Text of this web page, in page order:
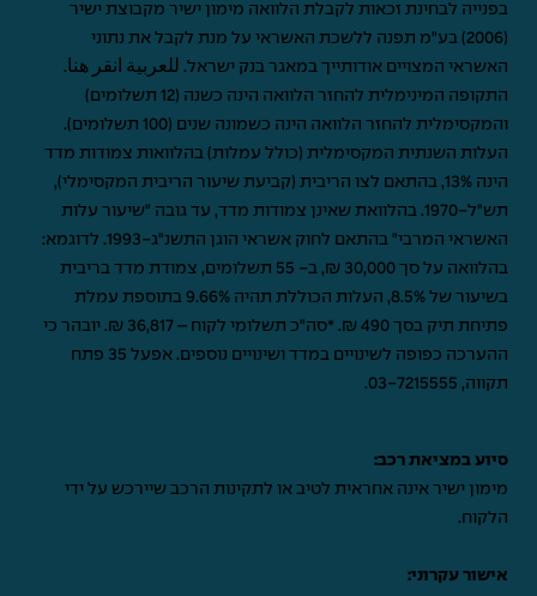
בפנייה לבחינת זכאות לקבלת הלוואה מימון ישיר מקבוצת ישיר
(2006) בע"מ תפנה ללשכת האשראי על מנת לקבל את נתוני
האשראי המצויים אודותייך במאגר בנק ישראל. للعربية انقر هنا.
התקופה המינימלית להחזר הלוואה הינה כשנה (12 תשלומים)
והמקסימלית להחזר הלוואה הינה כשמונה שנים (100 תשלומים).
העלות השנתית המקסימלית (כולל עמלות) בהלוואות צמודות מדד
הינה 13%, בהתאם לצו הריבית (קביעת שיעור הריבית המקסימלי),
תש"ל-1970. בהלוואת שאינן צמודות מדד, עד גובה "שיעור עלות
האשראי המרבי" בהתאם לחוק אשראי הוגן התשנ"ג-1993. לדוגמא:
בהלוואה על סך 30,000 ₪, ב- 55 תשלומים, צמודת מדד בריבית
בשיעור של 8.5%, העלות הכוללת תהיה 9.66% בתוספת עמלת
פתיחת תיק בסך 490 ₪. *סה"כ תשלומי לקוח – 36,817 ₪. יובהר כי
ההערכה כפופה לשינויים במדד ושינויים נוספים. אפעל 35 פתח
תקווה, 03-7215555
.
סיוע במציאת רכב:
מימון ישיר אינה אחראית לטיב או לתקינות הרכב שיירכש על ידי
הלקוח.
אישור עקרוני: